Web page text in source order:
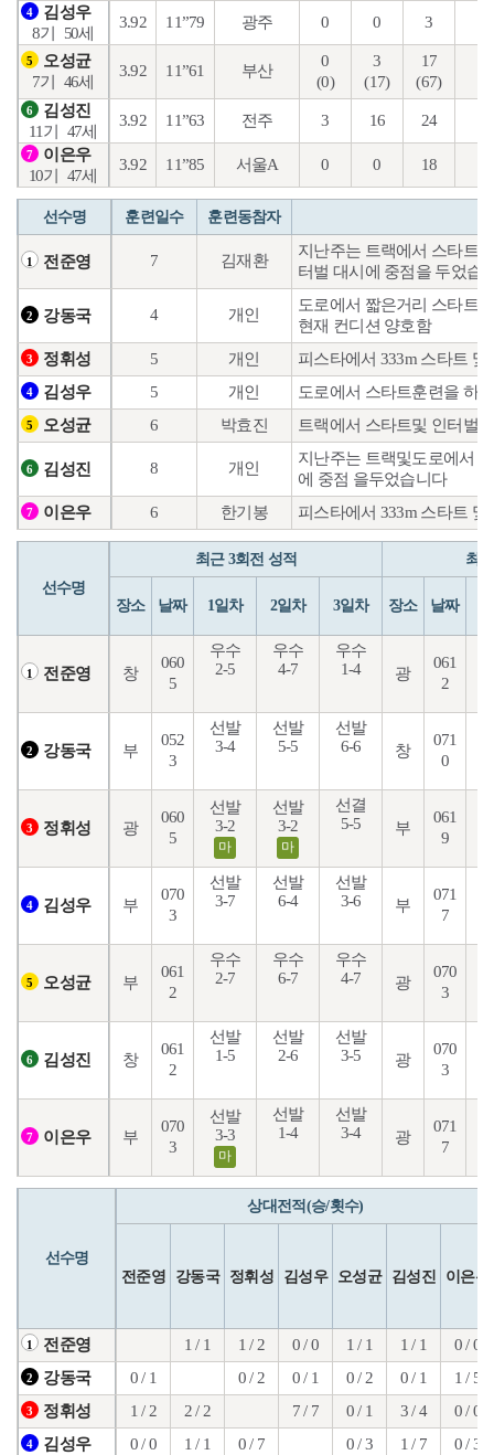
4
김성우
8기
50세
3.92 11”79 광주 0 0 3
5
오성균
7기
46세
3.92 11”61 부산
0
(0)
3
(17)
17
(67)
6
김성진
11기
47세
3.92 11”63 전주 3 16 24
7
이은우
10기
47세
3.92 11”85 서울A 0 0 18
선수명 훈련일수 훈련동참자
1 전준영 7 김재환
지난주는 트랙에서 스타트
터벌 대시에 중점을 두었습
2 강동국 4 개인
도로에서 짧은거리 스타트
현재 컨디션 양호함
3 정휘성 5 개인 피스타에서 333m 스타트
4 김성우 5 개인 도로에서 스타트훈련을 하
5 오성균 6 박효진 트랙에서 스타트및 인터벌
6 김성진 8 개인
지난주는 트랙및도로에서
에 중점 을두었습니다
7 이은우 6 한기봉 피스타에서 333m 스타트
선수명
최근 3회전 성적 최
장소 날짜 1일차 2일차 3일차 장소 날짜
1 전준영 창
060
5
우수
2-5
우수
4-7
우수
1-4
광
061
2
2 강동국 부
052
3
선발
3-4
선발
5-5
선발
6-6
창
071
0
3 정휘성 광
060
5
선발
3-2
마
선발
3-2
마
선결
5-5
부
061
9
4 김성우 부
070
3
선발
3-7
선발
6-4
선발
3-6
부
071
7
5 오성균 부
061
2
우수
2-7
우수
6-7
우수
4-7
광
070
3
6 김성진 창
061
2
선발
1-5
선발
2-6
선발
3-5
광
070
3
7 이은우 부
070
3
선발
3-3
마
선발
1-4
선발
3-4
광
071
7
선수명
상대전적(승/횟수)
전준영 강동국 정휘성 김성우 오성균 김성진 이은우
1 전준영 1 / 1 1 / 2 0 / 0 1 / 1 1 / 1 0 / 0
2 강동국 0 / 1 0 / 2 0 / 1 0 / 2 0 / 1 1 / 5
3 정휘성 1 / 2 2 / 2 7 / 7 0 / 1 3 / 4 0 / 0
4 김성우 0 / 0 1 / 1 0 / 7 0 / 3 1 / 7 0 / 3